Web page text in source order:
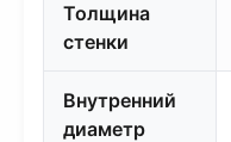
Толщина
стенки
Внутренний
диаметр